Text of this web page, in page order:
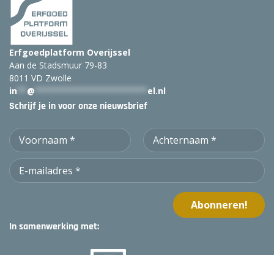
Erfgoedplatform Overijssel
Aan de Stadsmuur 79-83
8011 VD Zwolle
in
@ el.nl
Schrijf je in voor onze nieuwsbrief
In samenwerking met: